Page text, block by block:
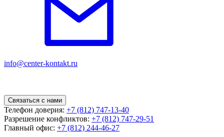
info@center-kontakt.ru
Связаться с нами
Телефон доверия: +7 (812) 747-13-40
Разрешение конфликтов: +7 (812) 747-29-51
Главный офис: +7 (812) 244-46-27